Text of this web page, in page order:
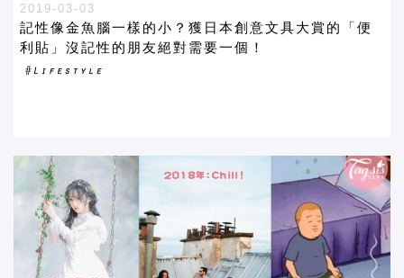
2019-03-03
記性像金魚腦一樣的小？獲日本創意文具大賞的「便
利貼」沒記性的朋友絕對需要一個！